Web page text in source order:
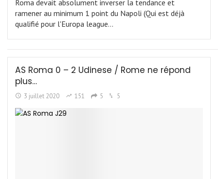
Roma devait absolument inverser la tendance et
ramener au minimum 1 point du Napoli (Qui est déjà
qualifié pour l'Europa league…
AS Roma 0 – 2 Udinese / Rome ne répond
plus…
3 juillet 2020 151 5 5